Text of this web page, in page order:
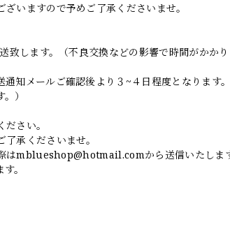
いますので予めご了承くださいませ。
します。（不良交換などの影響で時間がかか
知メールご確認後より３~４日程度となります。
）
さい。
承くださいませ。
はmblueshop@hotmail.comから送信いたしま
。